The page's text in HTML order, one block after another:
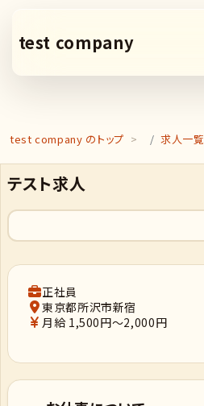
test company
test company のトップ 求人一覧
テスト求人
正社員
東京都所沢市新宿
月給 1,500円～2,000円